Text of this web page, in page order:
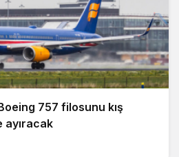
757 filosunu kış
ayıracak